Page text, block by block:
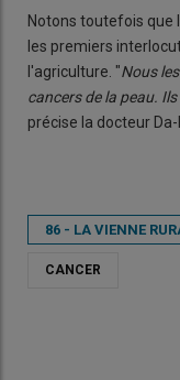
Notons toutefois que
les premiers
l'agriculture. "Nous
cancers de la peau.
précise la docteur
86 - LA VIENNE
CANCER